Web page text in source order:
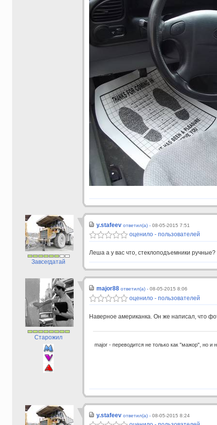
Завсегдатай
y.stafeev ответил(а) - 08-05-2015 7:51
оценило - пользователей
Леша а у вас что, стеклоподъемники
Старожил
major88 ответил(а) - 08-05-2015 8:06
оценило - пользователей
Наверное американка. Он же написал, что
major - переводится не только как "мажор", но и
y.stafeev ответил(а) - 08-05-2015 8:24